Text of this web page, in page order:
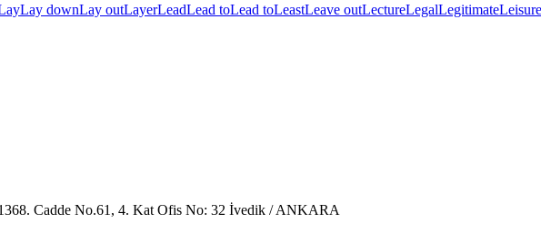
Lay downLay outLayerLeadLead toLead toLeastLeave outLectureLegalLegitimateLeisure
Cadde No.61, 4. Kat Ofis No: 32 İvedik / ANKARA